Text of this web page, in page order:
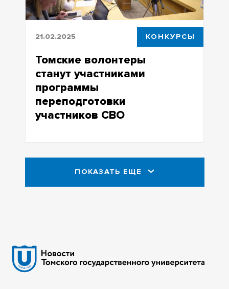
21.02.2025 КОНКУРСЫ
Томские волонтеры
станут участниками
программы
переподготовки
участников СВО
ПОКАЗАТЬ ЕЩЕ